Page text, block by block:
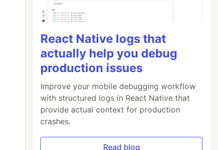
React Native logs that
actually help you debug
production issues
Improve your mobile debugging workflow
with structured logs in React Native that
provide actual context for production
crashes.
Read blog